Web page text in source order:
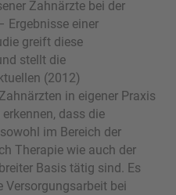
Zahnärzte bei der
Ergebnisse einer
greift diese
stellt die
(2012)
in eigener Praxis
dass die
im Bereich der
Therapie wie auch der
Basis tätig sind. Es
Versorgungsarbeit bei